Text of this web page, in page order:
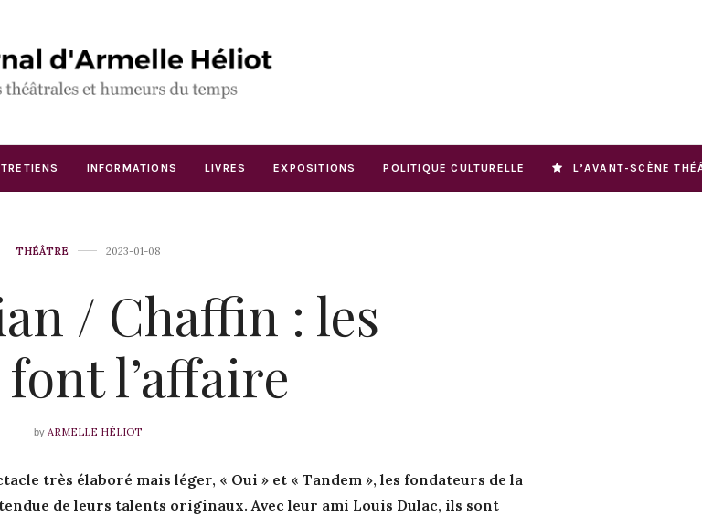
INFORMATIONS LIVRES EXPOSITIONS POLITIQUE CULTURELLE L’AVANT-SCÈNE
THÉÂTRE 2023-01-08
/ Chaffin : les
l’affaire
by ARMELLE HÉLIOT
très élaboré mais léger, « Oui » et « Tandem », les fondateurs de la
de leurs talents originaux. Avec leur ami Louis Dulac, ils sont